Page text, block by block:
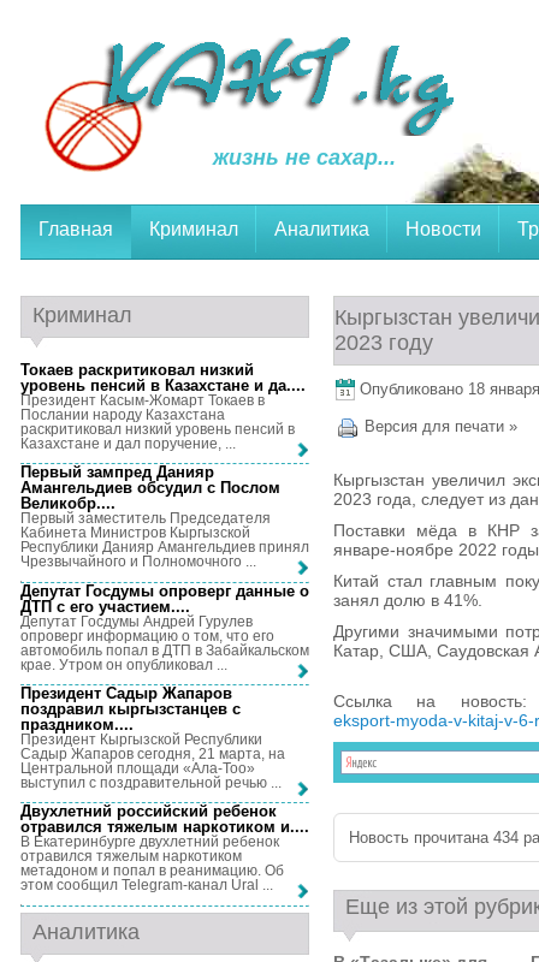
жизнь не сахар...
Главная Криминал Аналитика Новости
Кыргызстан
2023 году
Опубликовано 18
Версия для печати »
Кыргызстан увеличил
2023 года, следует из
Поставки мёда в КНР
январе-ноябре 2022
Китай стал главным
занял долю в 41%.
Другими значимыми
Катар, США,
Ссылка на
eksport-myoda-v-kitaj-v-
Новость прочитана 434
Еще из этой
Криминал
Токаев раскритиковал низкий
уровень пенсий в Казахстане и да....
Президент Касым-Жомарт Токаев в
Послании народу Казахстана
раскритиковал низкий уровень пенсий в
Казахстане и дал поручение, ...
Первый зампред Данияр
Амангельдиев обсудил с Послом
Великобр....
Первый заместитель Председателя
Кабинета Министров Кыргызской
Республики Данияр Амангельдиев принял
Чрезвычайного и Полномочного ...
Депутат Госдумы опроверг данные о
ДТП с его участием....
Депутат Госдумы Андрей Гурулев
опроверг информацию о том, что его
автомобиль попал в ДТП в Забайкальском
крае. Утром он опубликовал ...
Президент Садыр Жапаров
поздравил кыргызстанцев с
праздником....
Президент Кыргызской Республики
Садыр Жапаров сегодня, 21 марта, на
Центральной площади «Ала-Тоо»
выступил с поздравительной речью ...
Двухлетний российский ребенок
отравился тяжелым наркотиком и....
В Екатеринбурге двухлетний ребенок
отравился тяжелым наркотиком
метадоном и попал в реанимацию. Об
этом сообщил Telegram-канал Ural ...
Аналитика